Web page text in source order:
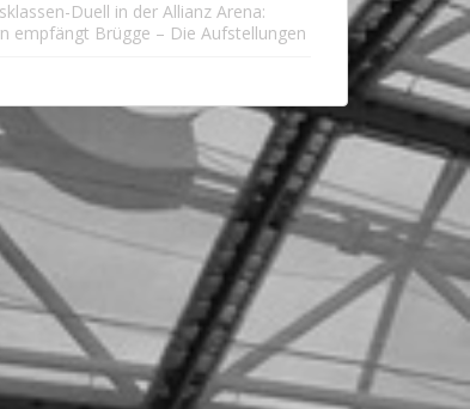
Duell in der Allianz Arena:
empfängt Brügge – Die Aufstellungen